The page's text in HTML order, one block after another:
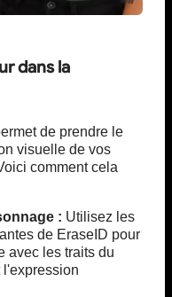
dans la
de prendre le
visuelle de vos
comment cela
: Utilisez les
de EraseID pour
avec les traits du
l'expression